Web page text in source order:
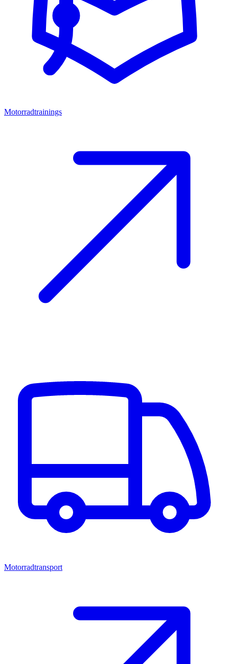
Motorradtrainings
Motorradtransport